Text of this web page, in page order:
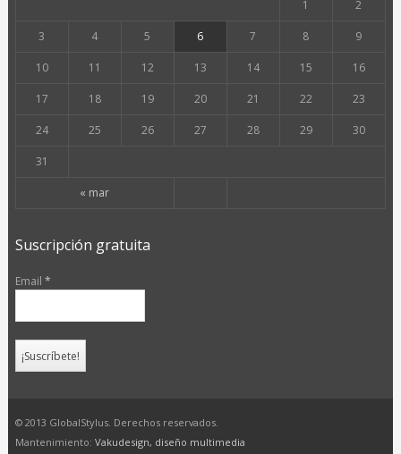
« mar
1 2
3 4 5 6 7 8 9
10 11 12 13 14 15 16
17 18 19 20 21 22 23
24 25 26 27 28 29 30
31
Suscripción gratuita
Email *
© 2013 GlobalStylus. Derechos reservados.
Mantenimiento: Vakudesign, diseño multimedia